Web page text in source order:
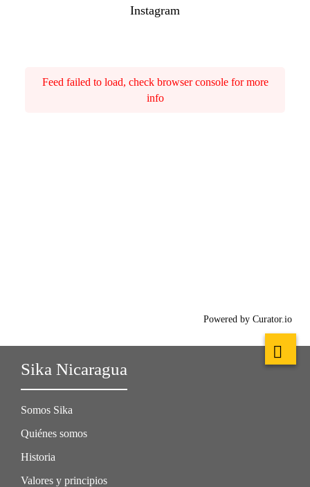
Instagram
Feed failed to load, check browser console for more
info
Powered by Curator.io
Sika Nicaragua
Somos Sika
Quiénes somos
Historia
Valores y principios